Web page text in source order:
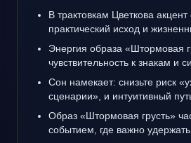
В трактовкам Цветкова
практический исход и
Энергия образа «Штормовая
чувствительность к знакам и
Сон намекает: снизьте риск
сценарии», и интуитивный
Образ «Штормовая грусть»
событием, где важно